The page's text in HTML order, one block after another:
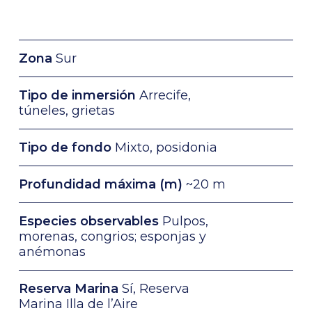
Zona Sur
Tipo de inmersión Arrecife,
túneles, grietas
Tipo de fondoMixto, posidonia
Profundidad máxima (m) ~20 m
Especies observables Pulpos,
morenas, congrios; esponjas y
anémonas
Reserva Marina Sí, Reserva
Marina Illa de l’Aire